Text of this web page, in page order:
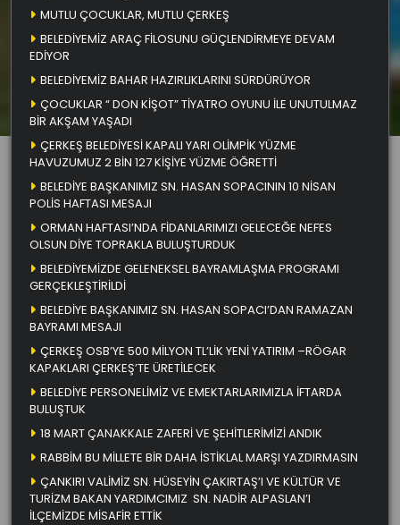
MUTLU ÇOCUKLAR, MUTLU ÇERKEŞ
BELEDİYEMİZ ARAÇ FİLOSUNU GÜÇLENDİRMEYE DEVAM
EDİYOR
BELEDİYEMİZ BAHAR HAZIRLIKLARINI SÜRDÜRÜYOR
ÇOCUKLAR “ DON KİŞOT” TİYATRO OYUNU İLE UNUTULMAZ
BİR AKŞAM YAŞADI
ÇERKEŞ BELEDİYESİ KAPALI YARI OLİMPİK YÜZME
HAVUZUMUZ 2 BİN 127 KİŞİYE YÜZME ÖĞRETTİ
BELEDİYE BAŞKANIMIZ SN. HASAN SOPACININ 10 NİSAN
POLİS HAFTASI MESAJI
ORMAN HAFTASI’NDA FİDANLARIMIZI GELECEĞE NEFES
OLSUN DİYE TOPRAKLA BULUŞTURDUK
BELEDİYEMİZDE GELENEKSEL BAYRAMLAŞMA PROGRAMI
GERÇEKLEŞTİRİLDİ
BELEDİYE BAŞKANIMIZ SN. HASAN SOPACI’DAN RAMAZAN
BAYRAMI MESAJI
ÇERKEŞ OSB’YE 500 MİLYON TL’LİK YENİ YATIRIM –RÖGAR
KAPAKLARI ÇERKEŞ’TE ÜRETİLECEK
BELEDİYE PERSONELİMİZ VE EMEKTARLARIMIZLA İFTARDA
BULUŞTUK
18 MART ÇANAKKALE ZAFERİ VE ŞEHİTLERİMİZİ ANDIK
RABBİM BU MİLLETE BİR DAHA İSTİKLAL MARŞI YAZDIRMASIN
ÇANKIRI VALİMİZ SN. HÜSEYİN ÇAKIRTAŞ’I VE KÜLTÜR VE
TURİZM BAKAN YARDIMCIMIZ SN. NADİR ALPASLAN’I
İLÇEMİZDE MİSAFİR ETTİK